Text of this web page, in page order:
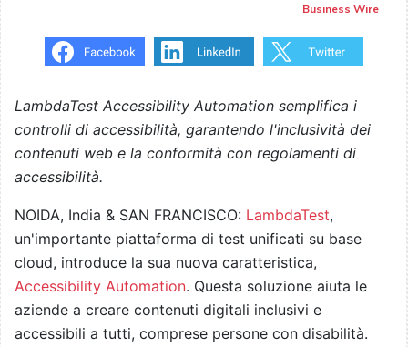
Business Wire
LambdaTest Accessibility Automation semplifica i
controlli di accessibilità, garantendo l'inclusività dei
contenuti web e la conformità con regolamenti di
accessibilità.
NOIDA, India & SAN FRANCISCO: LambdaTest,
un'importante piattaforma di test unificati su base
cloud, introduce la sua nuova caratteristica,
Accessibility Automation. Questa soluzione aiuta le
aziende a creare contenuti digitali inclusivi e
accessibili a tutti, comprese persone con disabilità.